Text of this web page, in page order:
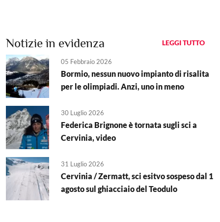
Notizie in evidenza LEGGI TUTTO
05 Febbraio 2026
Bormio, nessun nuovo impianto di risalita
per le olimpiadi. Anzi, uno in meno
30 Luglio 2026
Federica Brignone è tornata sugli sci a
Cervinia, video
31 Luglio 2026
Cervinia / Zermatt, sci esitvo sospeso dal 1
agosto sul ghiacciaio del Teodulo